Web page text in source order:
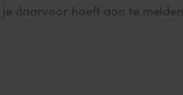
daarvoor hoeft aan te melden.